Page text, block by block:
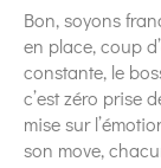
Bon, soyons
en place, coup
constante, le
c’est zéro prise
mise sur
son move,